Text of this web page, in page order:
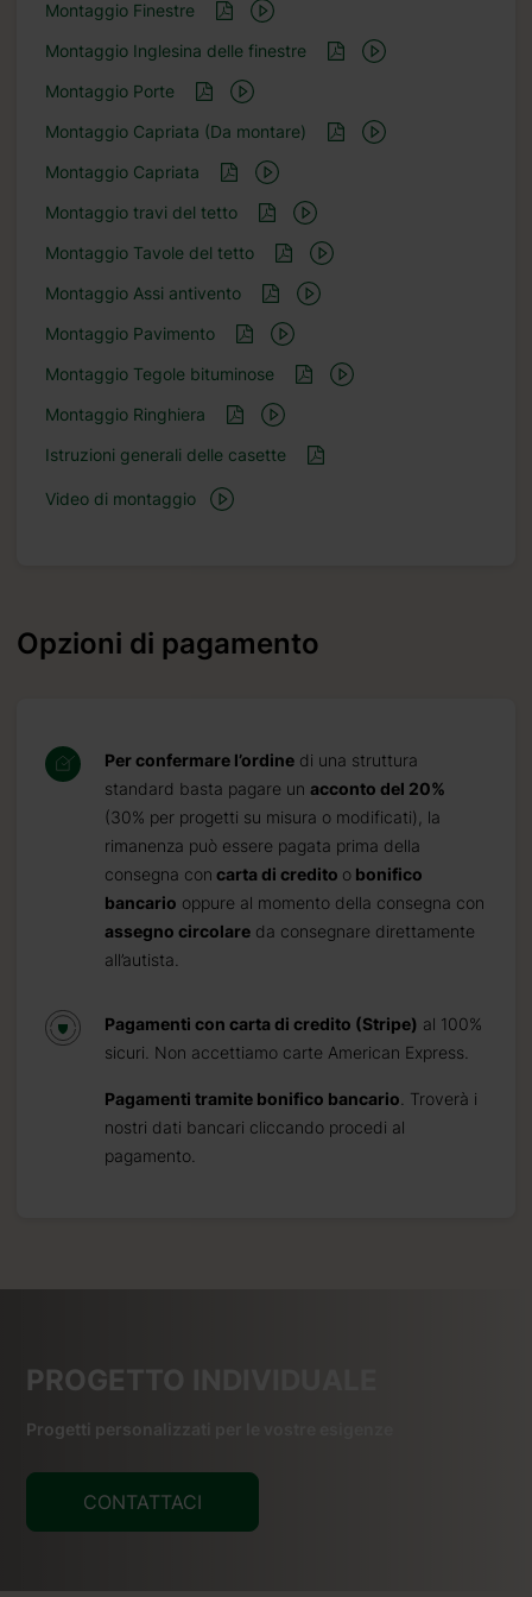
Montaggio Finestre
Montaggio Inglesina delle finestre
Montaggio Porte
Montaggio Capriata (Da montare)
Montaggio Capriata
Montaggio travi del tetto
Montaggio Tavole del tetto
Montaggio Assi antivento
Montaggio Pavimento
Montaggio Tegole bituminose
Montaggio Ringhiera
Istruzioni generali delle casette
Video di montaggio
Opzioni di pagamento
Per confermare l’ordine di una struttura
standard basta pagare un acconto del 20%
(30% per progetti su misura o modificati), la
rimanenza può essere pagata prima della
consegna con carta di credito o bonifico
bancario oppure al momento della consegna con
assegno circolare da consegnare direttamente
all’autista.
Pagamenti con carta di credito (Stripe) al 100%
sicuri. Non accettiamo carte American Express.
Pagamenti tramite bonifico bancario. Troverà i
nostri dati bancari cliccando procedi al
pagamento.
PROGETTO INDIVIDUALE
Progetti personalizzati per le vostre esigenze
CONTATTACI